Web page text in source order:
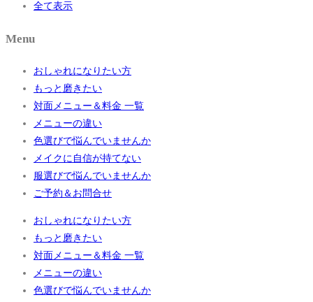
全て表示
Menu
おしゃれになりたい方
もっと磨きたい
対面メニュー＆料金 一覧
メニューの違い
色選びで悩んでいませんか
メイクに自信が持てない
服選びで悩んでいませんか
ご予約＆お問合せ
おしゃれになりたい方
もっと磨きたい
対面メニュー＆料金 一覧
メニューの違い
色選びで悩んでいませんか